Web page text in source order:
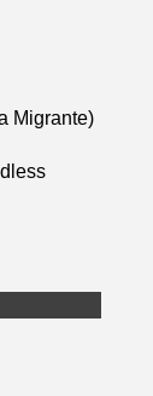
Migrante)